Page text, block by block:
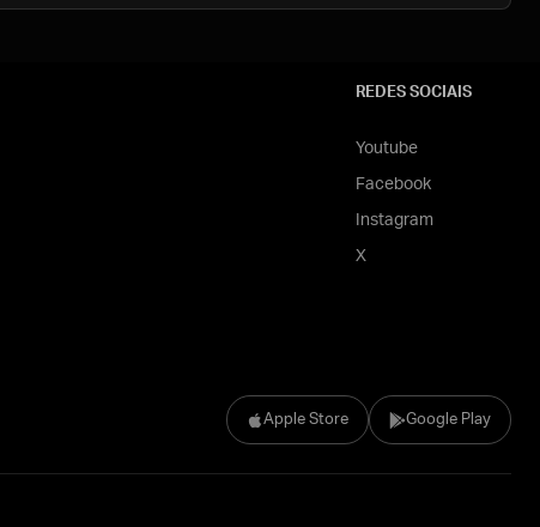
Apple Store Google Play
REDES SOCIAIS
Youtube
Facebook
Instagram
X